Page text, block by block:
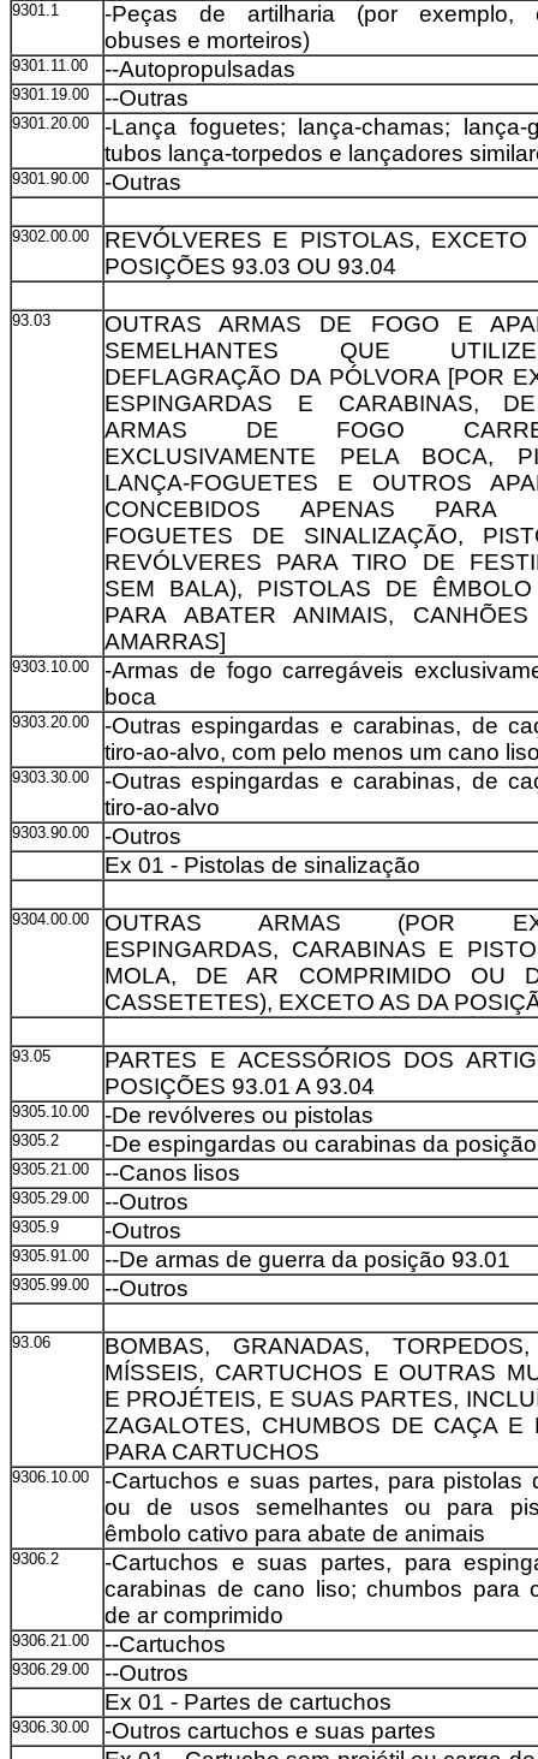
9301.1
-Peças de artilharia (por exemplo,
obuses e morteiros)
9301.11.00 --Autopropulsadas
9301.19.00 --Outras
9301.20.00
-Lança foguetes; lança-chamas; lança-
tubos lança-torpedos e lançadores
9301.90.00 -Outras
9302.00.00
REVÓLVERES E PISTOLAS,
POSIÇÕES 93.03 OU 93.04
93.03
OUTRAS ARMAS DE FOGO E
SEMELHANTES QUE
DEFLAGRAÇÃO DA PÓLVORA [POR
ESPINGARDAS E CARABINAS,
ARMAS DE FOGO
EXCLUSIVAMENTE PELA BOCA,
LANÇA-FOGUETES E OUTROS
CONCEBIDOS APENAS PARA
FOGUETES DE SINALIZAÇÃO,
REVÓLVERES PARA TIRO DE
SEM BALA), PISTOLAS DE ÊMBOLO
PARA ABATER ANIMAIS,
AMARRAS]
9303.10.00
-Armas de fogo carregáveis
boca
9303.20.00
-Outras espingardas e carabinas, de
tiro-ao-alvo, com pelo menos um cano
9303.30.00
-Outras espingardas e carabinas, de
tiro-ao-alvo
9303.90.00
-Outros
Ex 01 - Pistolas de sinalização
9304.00.00
OUTRAS ARMAS (POR
ESPINGARDAS, CARABINAS E
MOLA, DE AR COMPRIMIDO OU
CASSETETES), EXCETO AS DA
93.05
PARTES E ACESSÓRIOS DOS
POSIÇÕES 93.01 A 93.04
9305.10.00 -De revólveres ou pistolas
9305.2 -De espingardas ou carabinas da
9305.21.00 --Canos lisos
9305.29.00 --Outros
9305.9 -Outros
9305.91.00 --De armas de guerra da posição 93.01
9305.99.00 --Outros
93.06
BOMBAS, GRANADAS,
MÍSSEIS, CARTUCHOS E OUTRAS
E PROJÉTEIS, E SUAS PARTES,
ZAGALOTES, CHUMBOS DE CAÇA E
PARA CARTUCHOS
9306.10.00
-Cartuchos e suas partes, para pistolas
ou de usos semelhantes ou para
êmbolo cativo para abate de animais
9306.2
-Cartuchos e suas partes, para
carabinas de cano liso; chumbos para
de ar comprimido
9306.21.00 --Cartuchos
9306.29.00
--Outros
Ex 01 - Partes de cartuchos
9306.30.00
-Outros cartuchos e suas partes